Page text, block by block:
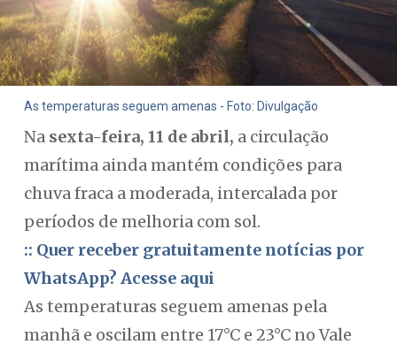
As temperaturas seguem amenas - Foto: Divulgação
Na sexta-feira, 11 de abril, a circulação
marítima ainda mantém condições para
chuva fraca a moderada, intercalada por
períodos de melhoria com sol.
:: Quer receber gratuitamente notícias por
WhatsApp? Acesse aqui
As temperaturas seguem amenas pela
manhã e oscilam entre 17°C e 23°C no Vale